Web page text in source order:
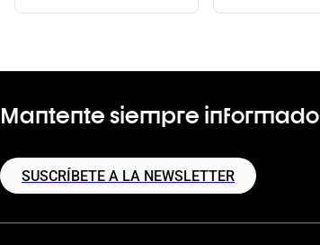
Mantente siempre informado
SUSCRÍBETE A LA NEWSLETTER